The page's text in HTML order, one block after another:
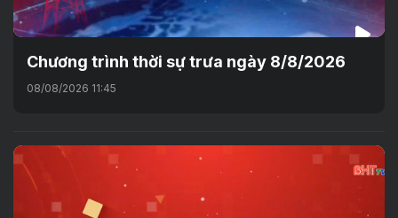
Chương trình thời sự trưa ngày 8/8/2026
08/08/2026 11:45